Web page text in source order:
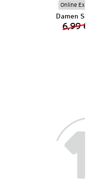
Online
Damen
6,99 €